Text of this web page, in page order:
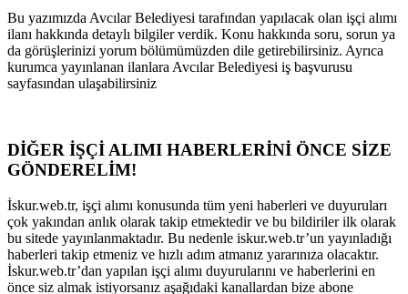
Bu yazımızda Avcılar Belediyesi tarafından yapılacak olan işçi alımı
ilanı hakkında detaylı bilgiler verdik. Konu hakkında soru, sorun ya
da görüşlerinizi yorum bölümümüzden dile getirebilirsiniz. Ayrıca
kurumca yayınlanan ilanlara Avcılar Belediyesi iş başvurusu
sayfasından ulaşabilirsiniz
DİĞER İŞÇİ ALIMI HABERLERİNİ ÖNCE SİZE
GÖNDERELİM!
İskur.web.tr, işçi alımı konusunda tüm yeni haberleri ve duyuruları
çok yakından anlık olarak takip etmektedir ve bu bildiriler ilk olarak
bu sitede yayınlanmaktadır. Bu nedenle iskur.web.tr’un yayınladığı
haberleri takip etmeniz ve hızlı adım atmanız yararınıza olacaktır.
İskur.web.tr’dan yapılan işçi alımı duyurularını ve haberlerini en
önce siz almak istiyorsanız aşağıdaki kanallardan bize abone